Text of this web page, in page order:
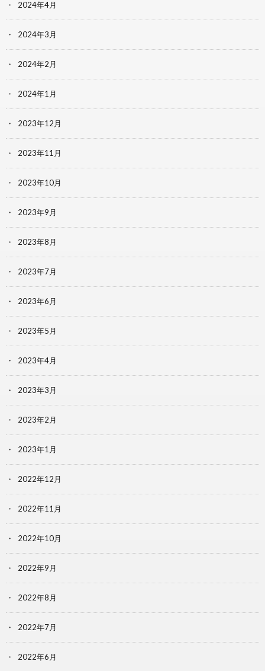
2024年4月
2024年3月
2024年2月
2024年1月
2023年12月
2023年11月
2023年10月
2023年9月
2023年8月
2023年7月
2023年6月
2023年5月
2023年4月
2023年3月
2023年2月
2023年1月
2022年12月
2022年11月
2022年10月
2022年9月
2022年8月
2022年7月
2022年6月